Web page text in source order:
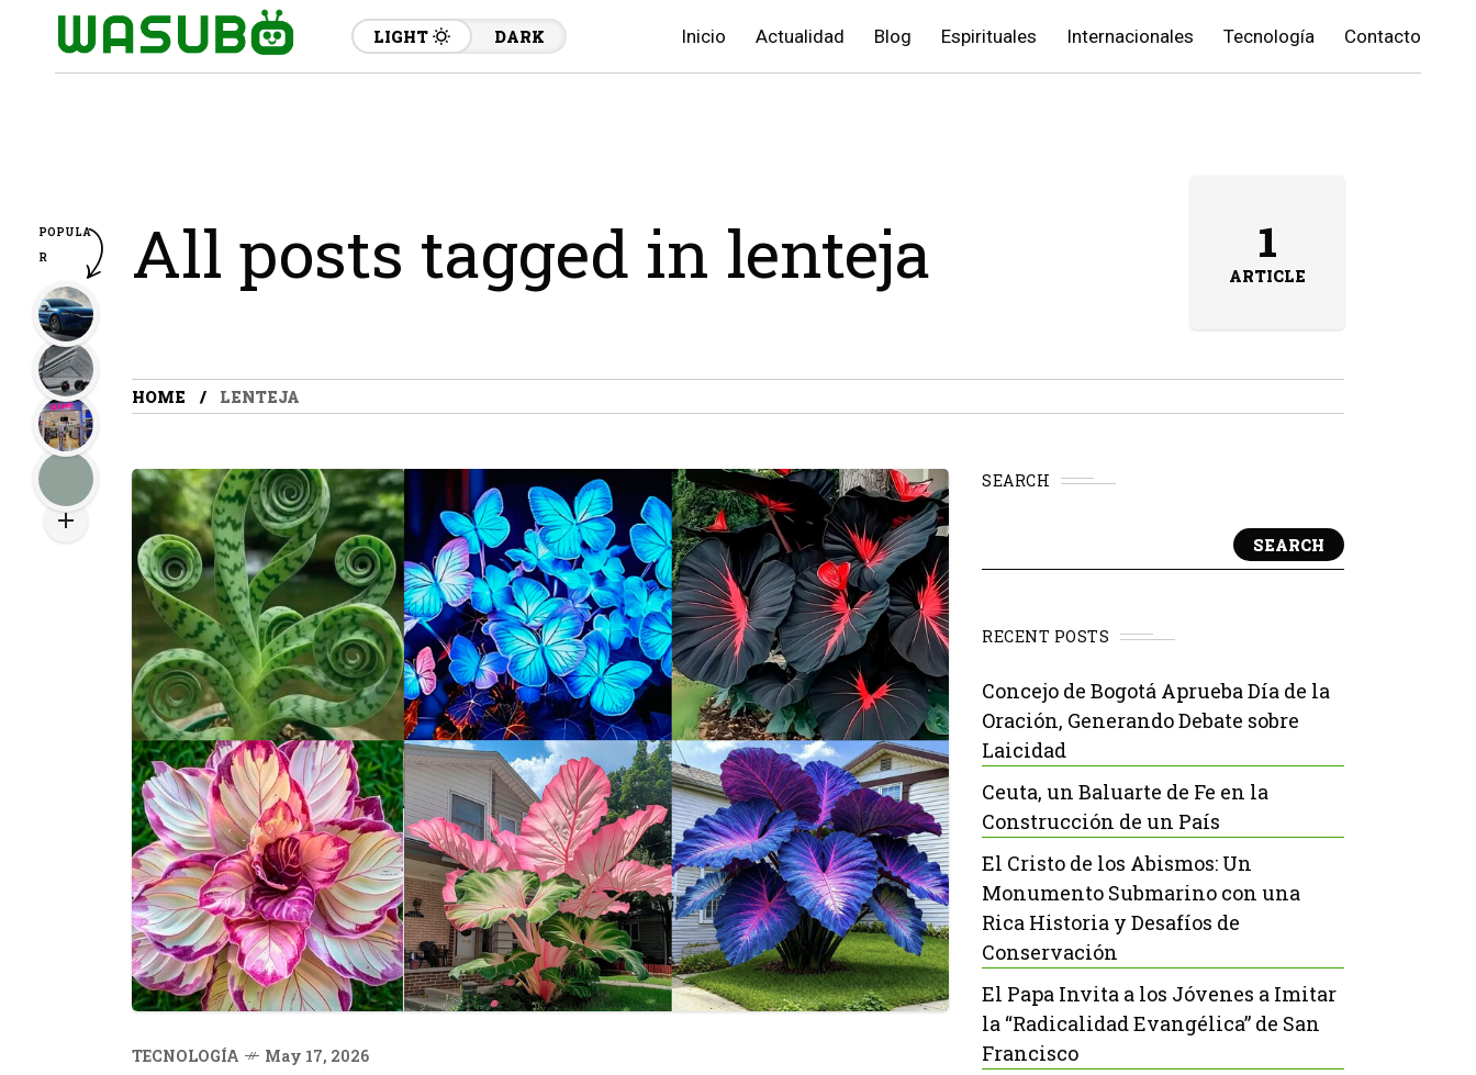
LIGHT DARK Inicio Actualidad Blog Espirituales Internacionales Tecnología Contacto
All posts tagged in lenteja 1
ARTICLE
HOME LENTEJA
TECNOLOGÍA May 17, 2026
SEARCH
SEARCH
RECENT POSTS
Concejo de Bogotá Aprueba Día de la
Oración, Generando Debate sobre
Laicidad
Ceuta, un Baluarte de Fe en la
Construcción de un País
El Cristo de los Abismos: Un
Monumento Submarino con una
Rica Historia y Desafíos de
Conservación
El Papa Invita a los Jóvenes a Imitar
la “Radicalidad Evangélica” de San
Francisco
POPULA
R